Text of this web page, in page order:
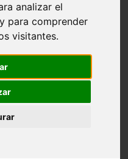
analizar el
para comprender
visitantes.